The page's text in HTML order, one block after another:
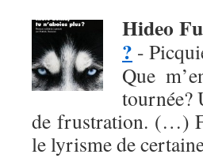
Hideo
? -
Que
tournée?
de frustration. (…)
le lyrisme de